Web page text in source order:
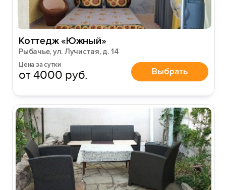
Коттедж «Южный»
Рыбачье, ул. Лучистая, д. 14
Цена за сутки
от 4000 руб. Выбрать
Войти с помощью